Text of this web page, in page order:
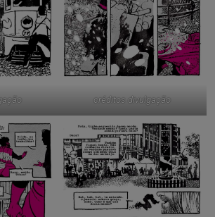
créditos divulgação